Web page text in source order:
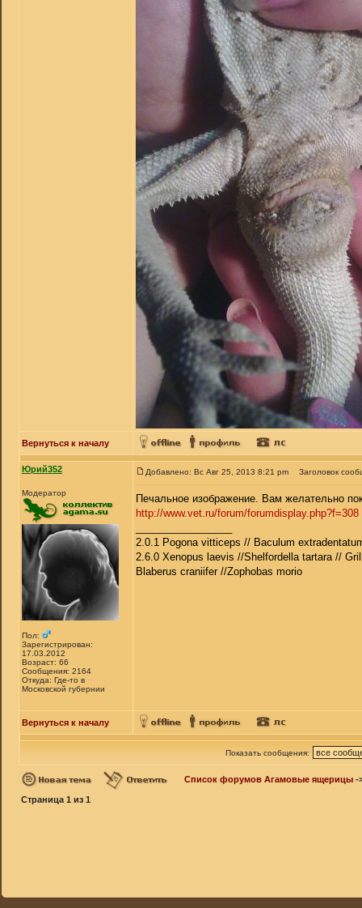
Вернуться к началу
Юрий352
Модератор
Пол:
Зарегистрирован:
17.03.2012
Возраст: 66
Сообщения: 2164
Откуда: Где-то в
Московской губернии
Добавлено: Вс Авг 25, 2013 8:21 pm Заголовок
Печальное изображение. Вам желательно
http://www.vet.ru/forum/forumdisplay.php?f=308
2.0.1 Pogona vitticeps // Baculum
2.6.0 Xenopus laevis //Shelfordella tartara //
Blaberus craniifer //Zophobas morio
Вернуться к началу
Показать сообщения:
Список форумов Агамовые ящерицы -
Страница 1 из 1